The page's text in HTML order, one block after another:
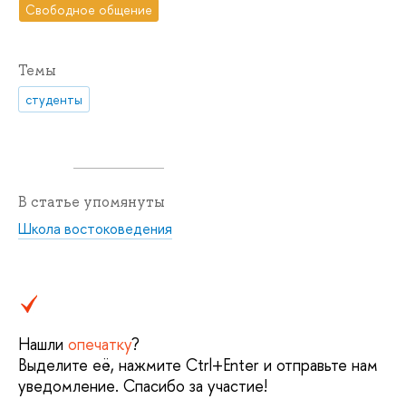
Свободное общение
Темы
студенты
В статье упомянуты
Школа востоковедения
Нашли опечатку?
Выделите её, нажмите Ctrl+Enter и отправьте нам
уведомление. Спасибо за участие!